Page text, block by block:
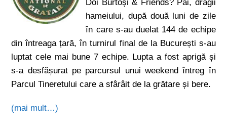
Doi Burtoși & Friends? Păi, dragii
hameiului, după două luni de zile
în care s-au duelat 144 de echipe
din întreaga țară, în turnirul final de la București s-au
luptat cele mai bune 7 echipe. Lupta a fost aprigă și
s-a desfășurat pe parcursul unui weekend întreg în
Parcul Tineretului care a sfârâit de la grătare și bere.
(mai mult…)